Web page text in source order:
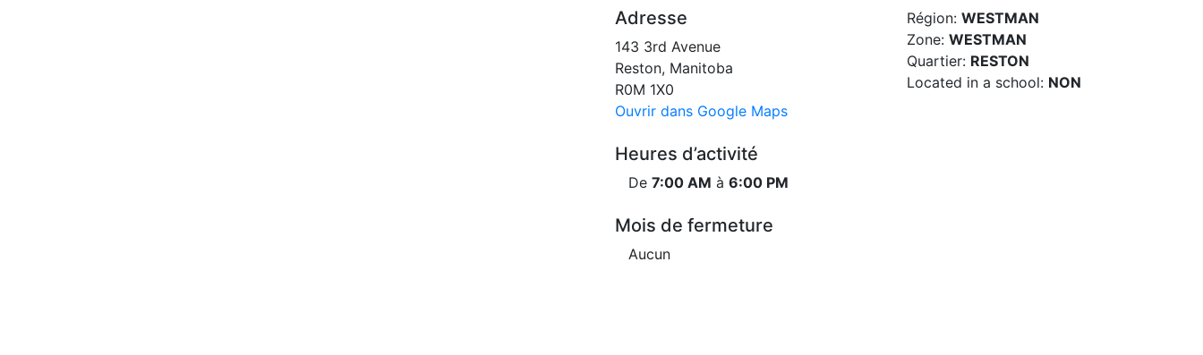
Adresse
143 3rd Avenue
Reston, Manitoba
R0M 1X0
Ouvrir dans Google Maps
Région: WESTMAN
Zone: WESTMAN
Quartier: RESTON
Located in a school: NON
Heures d’activité
De 7:00 AM à 6:00 PM
Mois de fermeture
Aucun